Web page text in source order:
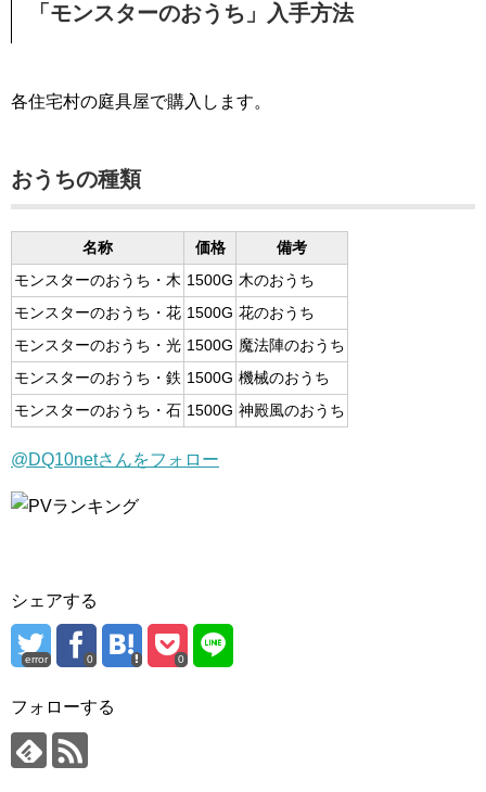
「モンスターのおうち」入手方法
各住宅村の庭具屋で購入します。
おうちの種類
名称 価格
備考
モンスターのおうち・木 1500G 木のおうち
モンスターのおうち・花 1500G 花のおうち
モンスターのおうち・光 1500G 魔法陣のおうち
モンスターのおうち・鉄 1500G 機械のおうち
モンスターのおうち・石 1500G 神殿風のおうち
@DQ10netさんをフォロー
シェアする
error 0 0
フォローする